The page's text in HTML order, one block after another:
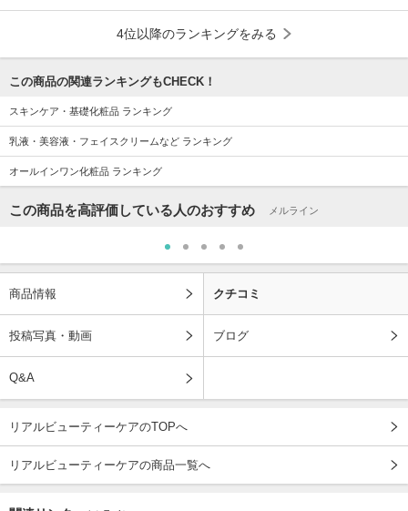
4位以降のランキングをみる
この商品の関連ランキングもCHECK！
スキンケア・基礎化粧品 ランキング
乳液・美容液・フェイスクリームなど ランキング
オールインワン化粧品 ランキング
この商品を高評価している人のおすすめ メルライン
商品情報 クチコミ
投稿写真・動画 ブログ
Q&A
リアルビューティーケアのTOPへ
リアルビューティーケアの商品一覧へ